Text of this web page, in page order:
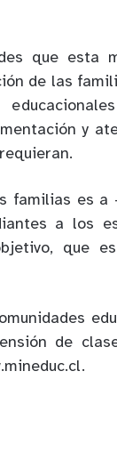
que esta
de las
y
familias es a
a los
que
de